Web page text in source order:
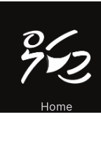
Home